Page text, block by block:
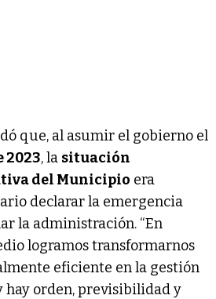
que, al asumir el gobierno el
2023, la situación
del Municipio era
declarar la emergencia
la administración. “En
logramos transformarnos
eficiente en la gestión
hay orden, previsibilidad y